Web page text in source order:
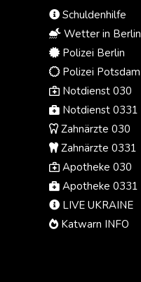
Schuldenhilfe
Wetter in Berlin
Polizei Berlin
Polizei Potsdam
Notdienst 030
Notdienst 0331
Zahnärzte 030
Zahnärzte 0331
Apotheke 030
Apotheke 0331
LIVE UKRAINE
Katwarn INFO